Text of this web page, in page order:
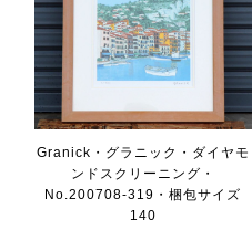
Granick・グラニック・ダイヤモ
ンドスクリーニング・
No.200708-319・梱包サイズ
140